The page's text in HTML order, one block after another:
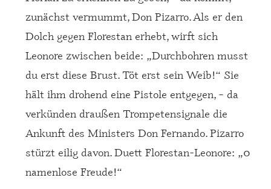
zunächst vermummt, Don Pizarro. Als er den
Dolch gegen Florestan erhebt, wirft sich
Leonore zwischen beide: „Durchbohren musst
du erst diese Brust. Töt erst sein Weib!“ Sie
hält ihm drohend eine Pistole entgegen, – da
verkünden draußen Trompetensignale die
Ankunft des Ministers Don Fernando. Pizarro
stürzt eilig davon. Duett Florestan-Leonore: „0
namenlose Freude!“